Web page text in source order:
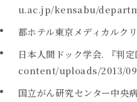
u.ac.jp/kensabu/
都ホテル東京メディカルク
日本人間ドック学会. 『判
content/uploads/2013/
国立がん研究センター中央